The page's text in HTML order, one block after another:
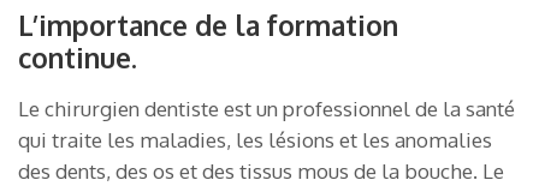
L’importance de la formation
continue.
Le chirurgien dentiste est un professionnel de la santé
qui traite les maladies, les lésions et les anomalies
des dents, des os et des tissus mous de la bouche. Le